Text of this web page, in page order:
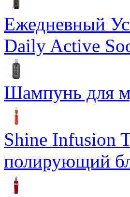
Ежедневный
Daily Active
Шампунь для
Shine Infusion
полирующий